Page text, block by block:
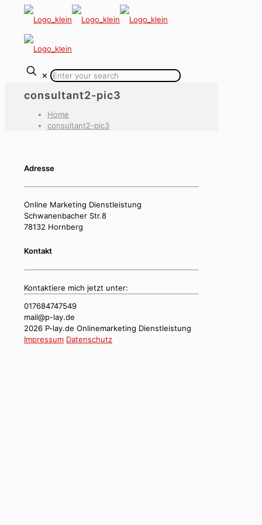
✕
consultant2-pic3
Home
consultant2-pic3
Adresse
Online Marketing Dienstleistung
Schwanenbacher Str.8
78132 Hornberg
Kontakt
Kontaktiere mich jetzt unter:
017684747549
mail@p-lay.de
2026 P-lay.de Onlinemarketing Dienstleistung
Impressum Datenschutz